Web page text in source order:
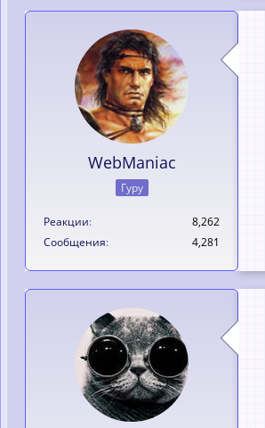
WebManiac
Гуру
Реакции
8,262
Сообщения
4,281